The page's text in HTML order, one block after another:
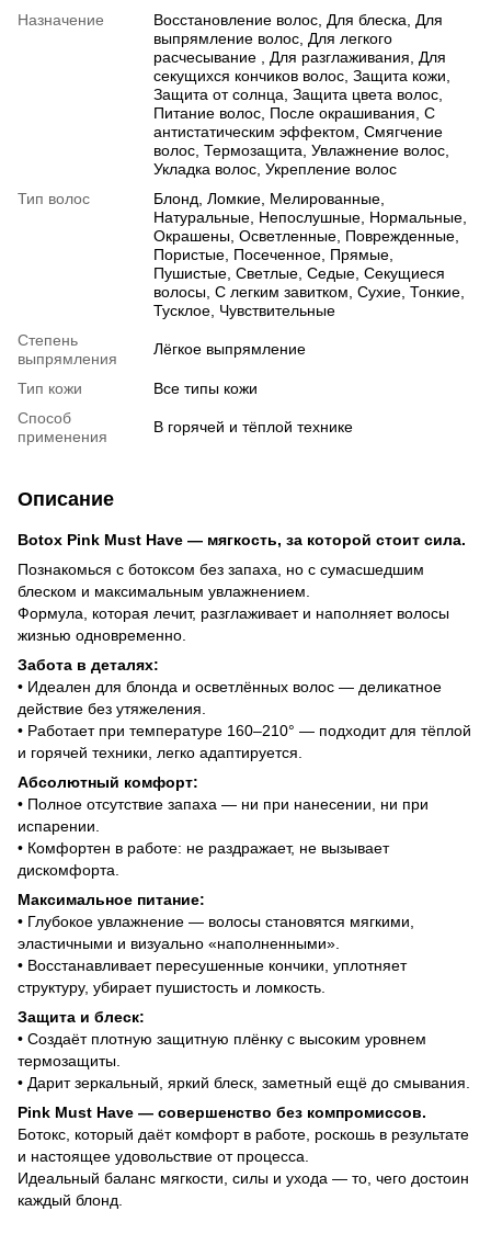
Назначение
Восстановление волос, Для блеска, Для
выпрямление волос, Для легкого
расчесывание , Для разглаживания, Для
секущихся кончиков волос, Защита кожи,
Защита от солнца, Защита цвета волос,
Питание волос, После окрашивания, С
антистатическим эффектом, Смягчение
волос, Термозащита, Увлажнение волос,
Укладка волос, Укрепление волос
Тип волос
Блонд, Ломкие, Мелированные,
Натуральные, Непослушные, Нормальные,
Окрашены, Осветленные, Поврежденные,
Пористые, Посеченное, Прямые,
Пушистые, Светлые, Седые, Секущиеся
волосы, С легким завитком, Сухие, Тонкие,
Тусклое, Чувствительные
Степень
выпрямления
Лёгкое выпрямление
Тип кожи
Все типы кожи
Способ
применения
В горячей и тёплой технике
Описание
Botox Pink Must Have — мягкость, за которой стоит сила.
Познакомься с ботоксом без запаха, но с сумасшедшим
блеском и максимальным увлажнением.
Формула, которая лечит, разглаживает и наполняет волосы
жизнью одновременно.
Забота в деталях:
• Идеален для блонда и осветлённых волос — деликатное
действие без утяжеления.
• Работает при температуре 160–210° — подходит для тёплой
и горячей техники, легко адаптируется.
Абсолютный комфорт:
• Полное отсутствие запаха — ни при нанесении, ни при
испарении.
• Комфортен в работе: не раздражает, не вызывает
дискомфорта.
Максимальное питание:
• Глубокое увлажнение — волосы становятся мягкими,
эластичными и визуально «наполненными».
• Восстанавливает пересушенные кончики, уплотняет
структуру, убирает пушистость и ломкость.
Защита и блеск:
• Создаёт плотную защитную плёнку с высоким уровнем
термозащиты.
• Дарит зеркальный, яркий блеск, заметный ещё до смывания.
Pink Must Have — совершенство без компромиссов.
Ботокс, который даёт комфорт в работе, роскошь в результате
и настоящее удовольствие от процесса.
Идеальный баланс мягкости, силы и ухода — то, чего достоин
каждый блонд.